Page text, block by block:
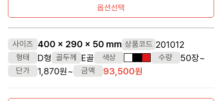
옵션선택
사이즈 400 x 290 x 50 mm 상품코드 201012
형태 D형 골두께 E골 색상 흰색검정색빨간색수량 50장~
단가 1,870원~ 금액 93,500원